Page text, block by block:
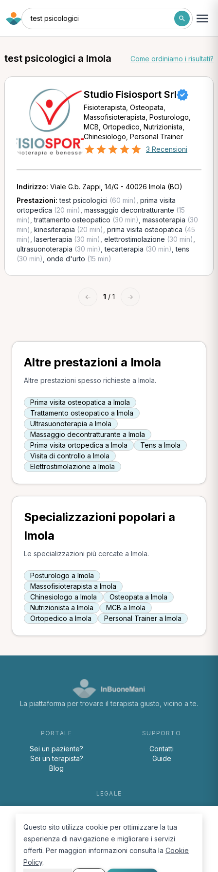
test psicologici
test psicologici a Imola Come ordiniamo i risultati?
Studio Fisiosport Srl
Fisioterapista, Osteopata,
Massofisioterapista, Posturologo,
MCB, Ortopedico, Nutrizionista,
Chinesiologo, Personal Trainer
3 Recensioni
Indirizzo: Viale G.b. Zappi, 14/G - 40026 Imola (BO)
Prestazioni:test psicologici (60 min) prima visita
ortopedica (20 min) massaggio decontratturante (15
min) ,trattamento osteopatico (30 min) massoterapia (30
min) kinesiterapia (20 min) prima visita osteopatica (45
min) laserterapia (30 min) elettrostimolazione (30 min)
ultrasuonoterapia (30 min) ,tecarterapia (30 min) ,tens
(30 min) onde d'urto (15 min)
← 1 / 1 →
Altre prestazioni a Imola
Altre prestazioni spesso richieste a Imola.
Prima visita osteopatica a Imola
Trattamento osteopatico a Imola
Ultrasuonoterapia a Imola
Massaggio decontratturante a Imola
Prima visita ortopedica a Imola
Tens a Imola
Visita di controllo a Imola
Elettrostimolazione a Imola
Specializzazioni popolari a
Imola
Le specializzazioni più cercate a Imola.
Posturologo a Imola
Massofisioterapista a Imola
Chinesiologo a Imola
Osteopata a Imola
Nutrizionista a Imola
MCB a Imola
Ortopedico a Imola
Personal Trainer a Imola
La piattaforma per trovare il terapista giusto, vicino a te.
PORTALE
Sei un paziente?
Sei un terapista?
Blog
SUPPORTO
Contatti
Guide
LEGALE
Cookie Policy
Questo sito utilizza cookie per ottimizzare la tua
esperienza di navigazione e migliorare i servizi
offerti. Per maggiori informazioni consulta la Cookie
Policy.